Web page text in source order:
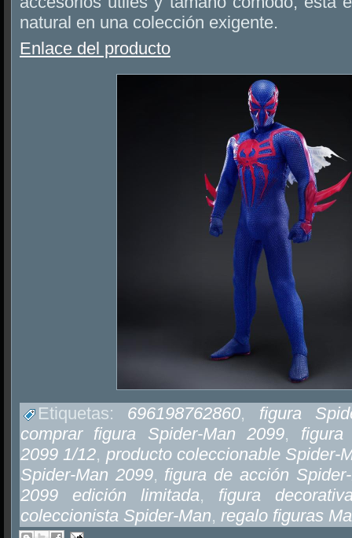
natural en una colección exigente.
Enlace del producto
Etiquetas: 696198762860, figura
comprar figura Spider-Man 2099, figura
2099 1/12, producto coleccionable Spider-
Spider-Man 2099, figura de acción
2099 edición limitada, figura
coleccionista Spider-Man, regalo figuras